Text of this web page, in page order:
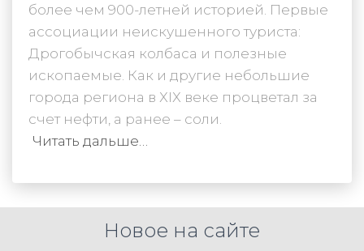
более чем 900-летней историей. Первые
ассоциации неискушенного туриста:
Дрогобычская колбаса и полезные
ископаемые. Как и другие небольшие
города региона в ХІХ веке процветал за
счет нефти, а ранее – соли.
Читать дальше…
Новое на сайте